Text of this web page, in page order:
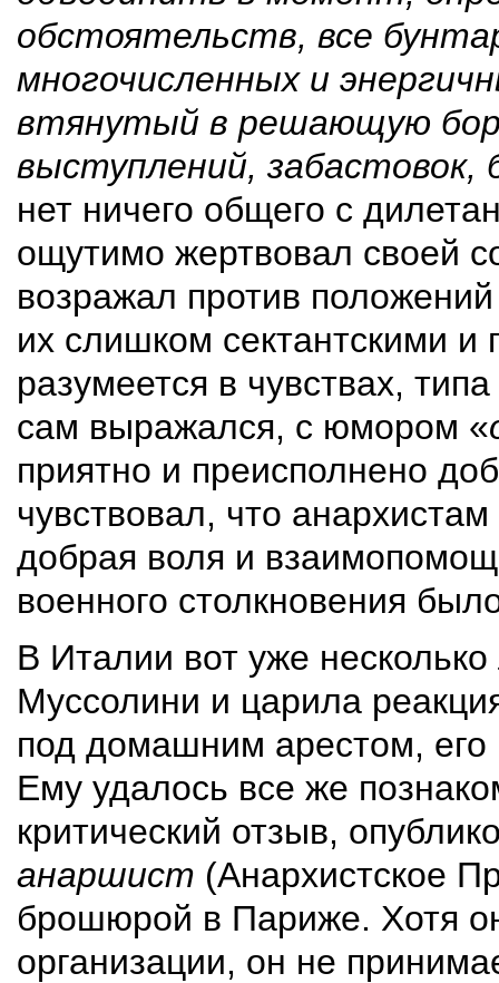
обстоятельств, все
многочисленных и
втянутый в решающую
выступлений, забастовок,
нет ничего общего с
ощутимо жертвовал своей
возражал против
их слишком сектантскими
разумеется в чувствах,
сам выражался, с юмором «
приятно и преисполнено
чувствовал, что
добрая воля и
военного столкновения
В Италии вот уже
Муссолини и царила
под домашним арестом, его
Ему удалось все же
критический отзыв,
анаршист (Анархистское
брошюрой в Париже. Хотя
организации, он не